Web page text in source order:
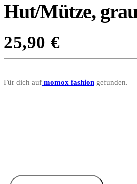
Hut/Mütze,
25,90 €
Für dich auf momox fashion gefunden.